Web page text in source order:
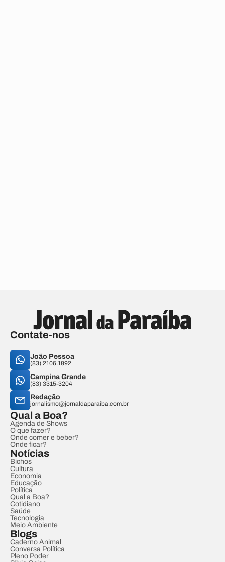
Contate-nos
João Pessoa
(83) 2106.1892
Campina Grande
(83) 3315-3204
Redação
jornalismo@jornaldaparaiba.com.br
Qual a Boa?
Agenda de Shows
O que fazer?
Onde comer e beber?
Onde ficar?
Notícias
Bichos
Cultura
Economia
Educação
Política
Qual a Boa?
Cotidiano
Saúde
Tecnologia
Meio Ambiente
Blogs
Caderno Animal
Conversa Política
Pleno Poder